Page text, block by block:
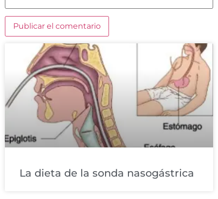
La dieta de la sonda nasogástrica